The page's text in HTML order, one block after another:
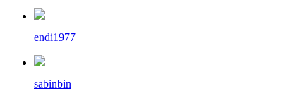
endi1977
sabinbin